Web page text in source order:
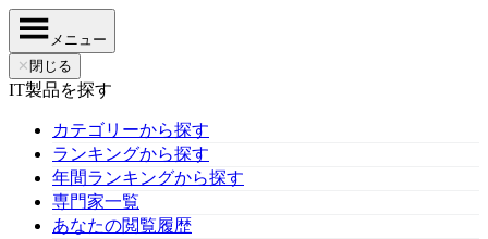
メニュー
✕ 閉じる
IT製品を探す
カテゴリーから探す
ランキングから探す
年間ランキングから探す
専門家一覧
あなたの閲覧履歴